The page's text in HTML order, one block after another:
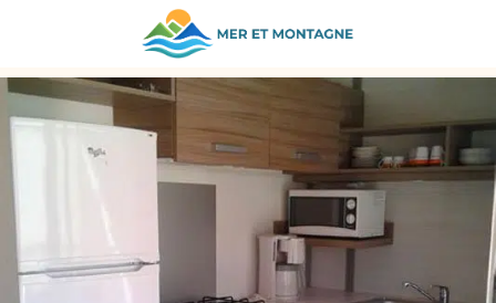
ZURÜCK ZU DEN UNTERKÜNFTEN